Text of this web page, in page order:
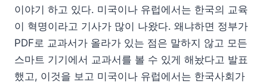
이야기 하고 있다. 미국이나 유럽에서는 한국의 교육
이 혁명이라고 기사가 많이 나왔다. 왜냐하면 정부가
PDF로 교과서가 올라가 있는 점은 말하지 않고 모든
스마트 기기에서 교과서를 볼 수 있게 해놨다고 발표
했고, 이것을 보고 미국이나 유럽에서는 한국사회가